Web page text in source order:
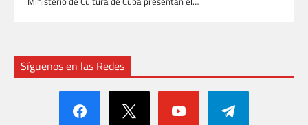
Síguenos en las Redes
facebook x youtube telegram